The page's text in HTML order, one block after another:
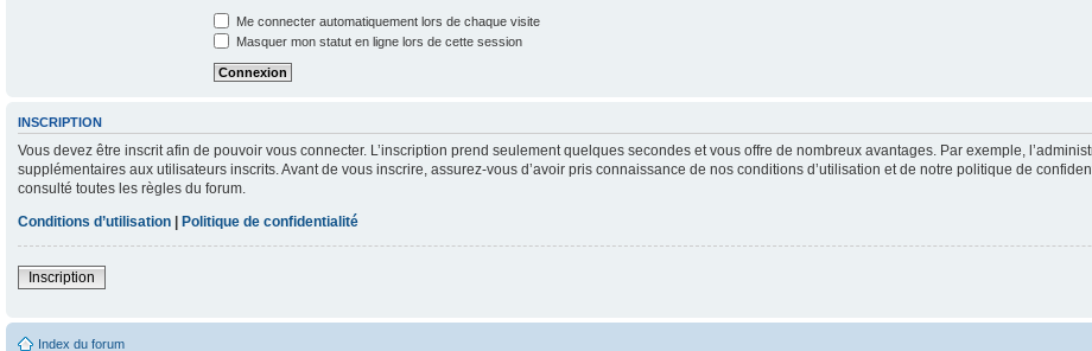
Me connecter automatiquement lors de chaque visite
Masquer mon statut en ligne lors de cette session
INSCRIPTION
Vous devez être inscrit afin de pouvoir vous connecter. L’inscription prend seulement quelques secondes et vous offre de nombreux avantages. Par exemple,
supplémentaires aux utilisateurs inscrits. Avant de vous inscrire, assurez-vous d’avoir pris connaissance de nos conditions d’utilisation et de notre politique de
consulté toutes les règles du forum.
Conditions d’utilisation | Politique de confidentialité
Inscription
Index du forum